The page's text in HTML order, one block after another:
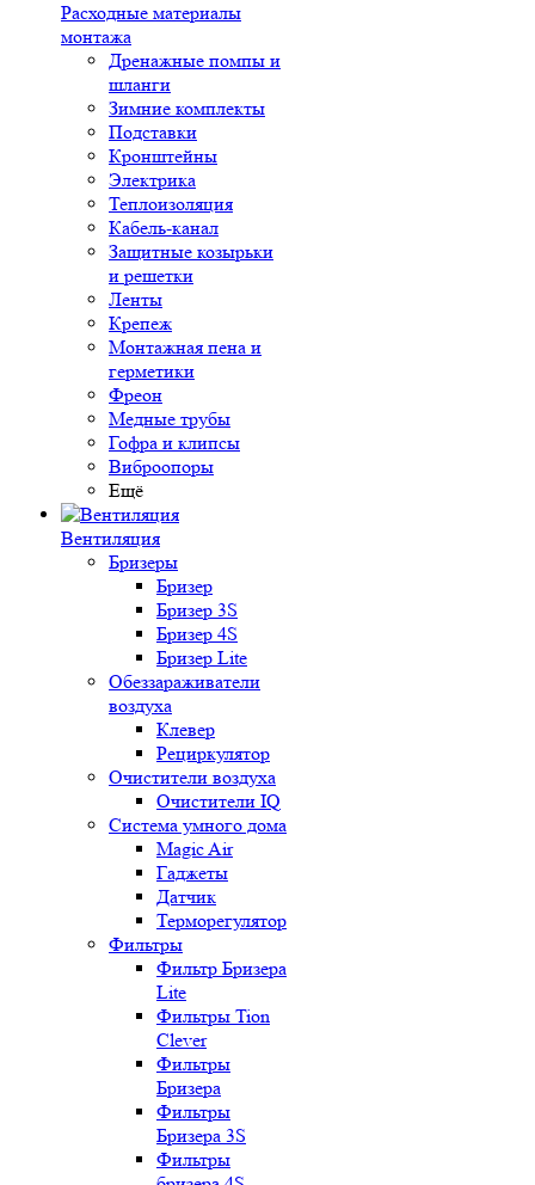
Расходные материалы
монтажа
Дренажные помпы и
шланги
Зимние комплекты
Подставки
Кронштейны
Электрика
Теплоизоляция
Кабель-канал
Защитные козырьки
и решетки
Ленты
Крепеж
Монтажная пена и
герметики
Фреон
Медные трубы
Гофра и клипсы
Виброопоры
Ещё
Вентиляция
Бризеры
Бризер
Бризер 3S
Бризер 4S
Бризер Lite
Обеззараживатели
воздуха
Клевер
Рециркулятор
Очистители воздуха
Очистители IQ
Система умного дома
Magic Air
Гаджеты
Датчик
Терморегулятор
Фильтры
Фильтр Бризера
Lite
Фильтры Tion
Clever
Фильтры
Бризера
Фильтры
Бризера 3S
Фильтры